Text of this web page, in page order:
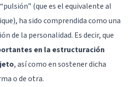
(que es el equivalente al
ha sido comprendida como una
de la personalidad. Es decir, que
en la estructuración
, así como en sostener dicha
o de otra.